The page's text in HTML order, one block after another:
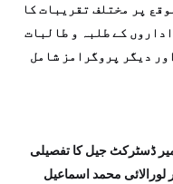
پر مختلف تقریبات کا
کے طلبہ و طالبات
دیگر پروگرامز شامل
ڈسٹرکٹ جیل کا تفصیلی
محمد اسماعیل